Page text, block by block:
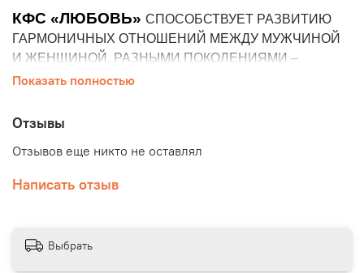
КФС «ЛЮБОВЬ» СПОСОБСТВУЕТ РАЗВИТИЮ
ГАРМОНИЧНЫХ ОТНОШЕНИЙ МЕЖДУ МУЖЧИНОЙ
И ЖЕНЩИНОЙ, РАЗНЫМИ ПОКОЛЕНИЯМИ –
РОДИТЕЛЯМИ И ДЕТЬМИ
процессы в организме
Помогает в поиске своей «второй
партнера
Способствует расформированию
Показать полностью
Отзывы
Отзывов еще никто не оставлял
Написать отзыв
Выбрать